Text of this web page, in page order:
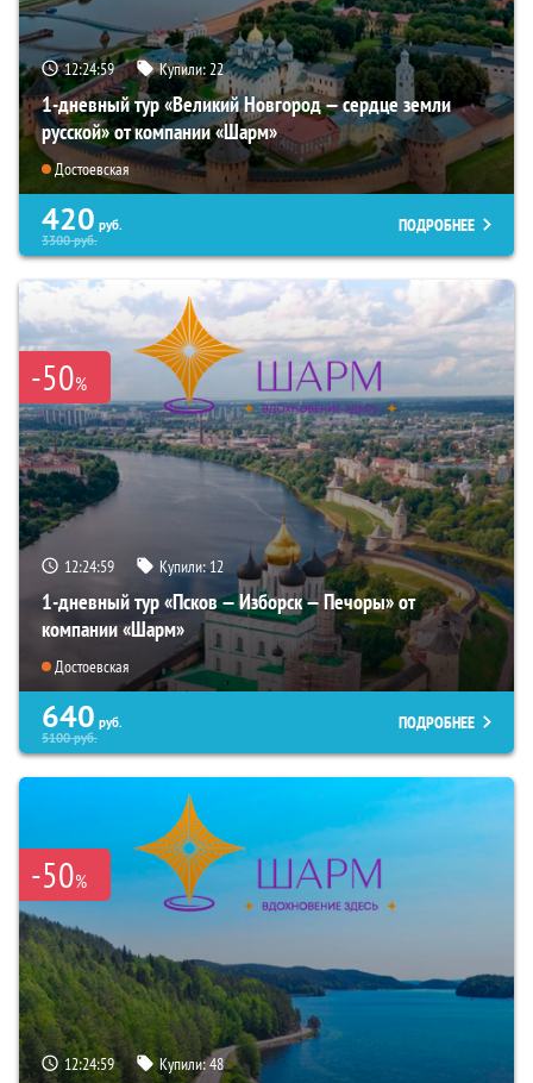
12:24:57 Купили:22
1-дневный тур «Великий Новгород — сердце земли
русской» от компании «Шарм»
Достоевская
420 руб.
3300руб.
ПОДРОБНЕЕ
-50%
12:24:57 Купили:12
1-дневный тур «Псков — Изборск — Печоры» от
компании «Шарм»
Достоевская
640 руб.
5100руб.
ПОДРОБНЕЕ
-50%
12:24:57 Купили:48